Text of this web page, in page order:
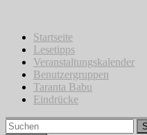
springenStartseite
Lesetipps
Veranstaltungskalender
Benutzergruppen
Taranta Babu
Eindrücke